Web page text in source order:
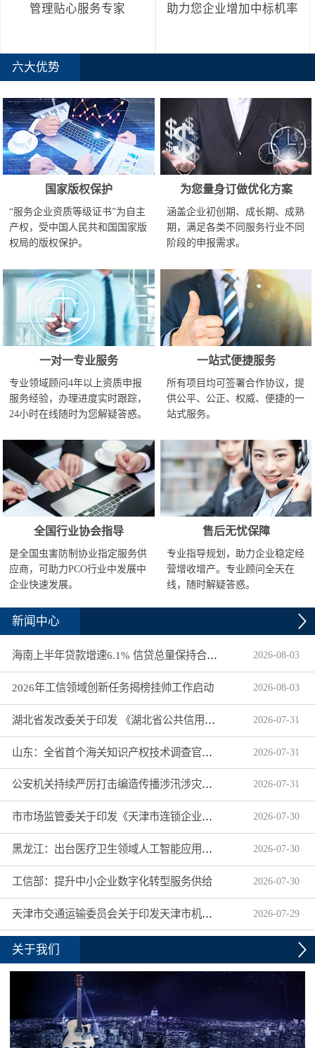
管理贴心服务专家
助力您企业增加中标机率
六大优势
国家版权保护
“服务企业资质等级证书”为自主
产权，受中国人民共和国国家版
权局的版权保护。
为您量身订做优化方案
涵盖企业初创期、成长期、成熟
期，满足各类不同服务行业不同
阶段的申报需求。
一对一专业服务
专业领域顾问4年以上资质申报
服务经验，办理进度实时跟踪，
24小时在线随时为您解疑答惑。
一站式便捷服务
所有项目均可签署合作协议，提
供公平、公正、权威、便捷的一
站式服务。
全国行业协会指导
是全国虫害防制协业指定服务供
应商，可助力PCO行业中发展中
企业快速发展。
售后无忧保障
专业指导规划，助力企业稳定经
营增收增产。专业顾问全天在
线，随时解疑答惑。
新闻中心
海南上半年贷款增速6.1% 信贷总量保持合理平稳增长 2026-08-03
2026年工信领域创新任务揭榜挂帅工作启动 2026-08-03
湖北省发改委关于印发 《湖北省公共信用信息目录（2026年版）》的通知 2026-07-31
山东：全省首个海关知识产权技术调查官制度落地济南自贸片区 2026-07-31
公安机关持续严厉打击编造传播涉汛涉灾网络谣言 2026-07-31
市市场监管委关于印发《天津市连锁企业食品经营许可“先证后核”信用承诺审批实施办法》的通知 2026-07-30
黑龙江：出台医疗卫生领域人工智能应用工作实施方案 2026-07-30
工信部：提升中小企业数字化转型服务供给 2026-07-30
天津市交通运输委员会关于印发天津市机动车驾驶员培训机构及教练员综合信用评价管理办法的通知 2026-07-29
关于我们